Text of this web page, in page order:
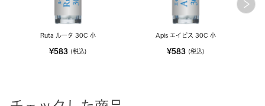
Ruta ルータ 30C 小
¥583 (税込)
Apis エイピス 30C 小
¥583 (税込)